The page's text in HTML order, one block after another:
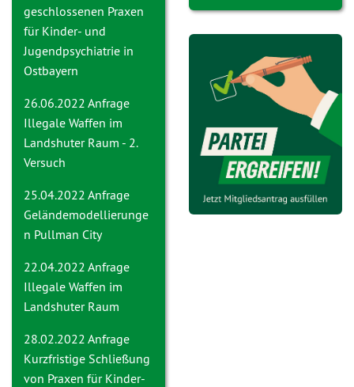
geschlossenen Praxen
für Kinder- und
Jugendpsychiatrie in
Ostbayern
26.06.2022 Anfrage
Illegale Waffen im
Landshuter Raum - 2.
Versuch
25.04.2022 Anfrage
Geländemodellierunge
n Pullman City
22.04.2022 Anfrage
Illegale Waffen im
Landshuter Raum
28.02.2022 Anfrage
Kurzfristige Schließung
von Praxen für Kinder-